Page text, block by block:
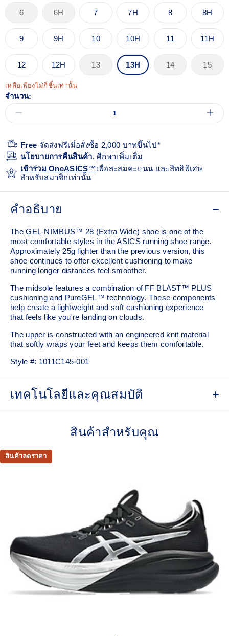
6 6H 7 7H 8 8H
9 9H 10 10H 11 11H
12 12H 13 13H 14 15
เหลือเพียงไม่กี่ชิ้นเท่านั้น
จำนวน:
Free จัดส่งฟรีเมื่อสั่งซื้อ 2,000 บาทขึ้นไป*
นโยบายการคืนสินค้า.ศีกษาเพิ่มเติม
เข้าร่วม OneASICS™เพื่อสะสมคะแนน และสิทธิพิเศษ
สำหรับสมาชิกเท่านั้น
คำอธิบาย
The GEL-NIMBUS™ 28 (Extra Wide) shoe is one of the
most comfortable styles in the ASICS running shoe range.
Approximately 25g lighter than the previous version, this
shoe continues to offer excellent cushioning to make
running longer distances feel smoother.
The midsole features a combination of FF BLAST™ PLUS
cushioning and PureGEL™ technology. These components
help create a lightweight and soft cushioning experience
that feels like you're landing on clouds.
The upper is constructed with an engineered knit material
that softly wraps your feet and keeps them comfortable.
Style #: 1011C145-001
เทคโนโลยีและคุณสมบัติ
A lightweight, breathable knit material that reduces the need
for additional overlays.
PureGEL™ technology
Softer, updated version of our GEL™ technology that
FF BLAST™ PLUS cushioning
Midsole foam that provides a blend of cloud like cushioning
and a responsive ride that is lighter than FF BLAST™.
OrthoLite™ X-55 sockliner
Premium sockliner that provides cushioning performance
and moisture management for a cooler, dryer environment.
Reflective details
Visibility for enhanced nightime and early-morning reflective
สินค้าสำหรับคุณ
สินค้าลดราคา